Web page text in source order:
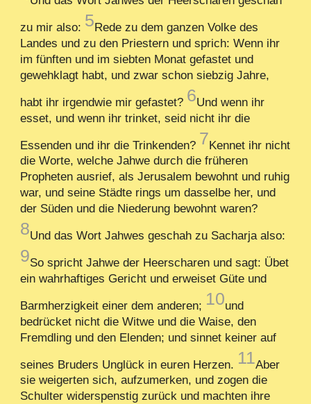
zu mir also: 5Rede zu dem ganzen Volke des
Landes und zu den Priestern und sprich: Wenn ihr
im fünften und im siebten Monat gefastet und
gewehklagt habt, und zwar schon siebzig Jahre,
habt ihr irgendwie mir gefastet? 6Und wenn ihr
esset, und wenn ihr trinket, seid nicht ihr die
Essenden und ihr die Trinkenden? 7Kennet ihr nicht
die Worte, welche Jahwe durch die früheren
Propheten ausrief, als Jerusalem bewohnt und ruhig
war, und seine Städte rings um dasselbe her, und
der Süden und die Niederung bewohnt waren?
8Und das Wort Jahwes geschah zu Sacharja also:
9So spricht Jahwe der Heerscharen und sagt: Übet
ein wahrhaftiges Gericht und erweiset Güte und
Barmherzigkeit einer dem anderen; 10und
bedrücket nicht die Witwe und die Waise, den
Fremdling und den Elenden; und sinnet keiner auf
seines Bruders Unglück in euren Herzen. 11Aber
sie weigerten sich, aufzumerken, und zogen die
Schulter widerspenstig zurück und machten ihre